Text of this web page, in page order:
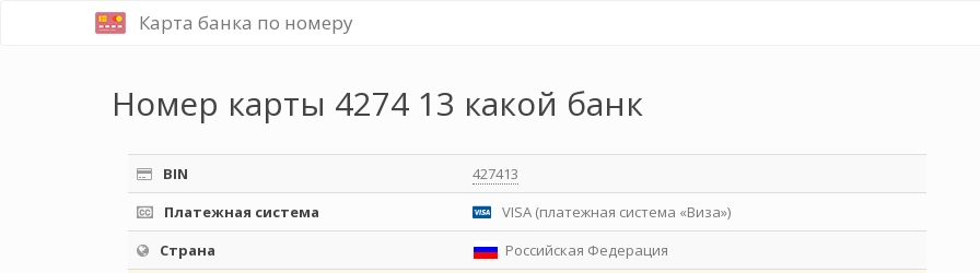
Карта банка по номеру
Номер карты 4274 13 какой банк
BIN
427413
Платежная система
VISA (платежная система «Виза»)
Страна
Российская Федерация